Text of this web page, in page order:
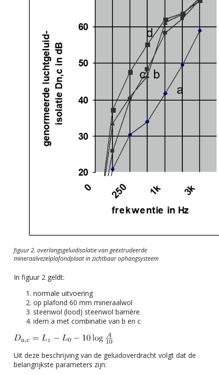
figuur 2. overlangsgeluidisolatie van geëxtrudeerde
mineraalvezelplafondplaat in zichtbaar ophangsysteem
In figuur 2 geldt:
normale uitvoering
op plafond 60 mm mineraalwol
steenwol (lood) steenwol barrière
idem a met combinatie van b en c
Uit deze beschrijving van de geluidoverdracht volgt dat de
belangrijkste parameters zijn: